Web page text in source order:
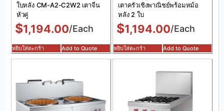
ใบหลัง CM-A2-C2W2 เตาจีน
หัวคู่
$1,194.00/Each
หยิบใส่ตะกร้า Add to Quote
เตาครัวเชิงพาณิชย์พร้อมหม้อ
หลัง 2 ใบ
$1,194.00/Each
หยิบใส่ตะกร้า Add to Quote